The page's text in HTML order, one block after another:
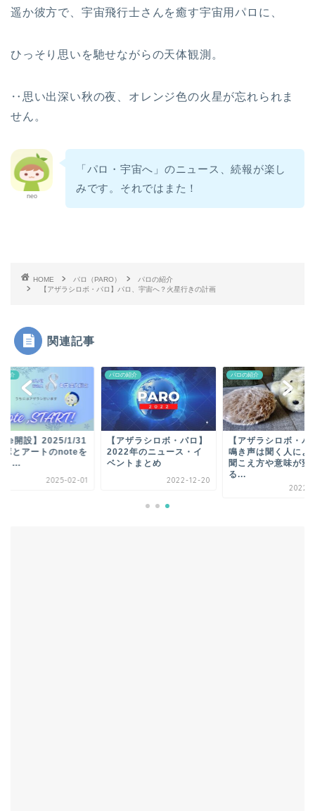
遥か彼方で、宇宙飛行士さんを癒す宇宙用パロに、
ひっそり思いを馳せながらの天体観測。
‥思い出深い秋の夜、オレンジ色の火星が忘れられま
せん。
neo
「パロ・宇宙へ」のニュース、続報が楽し
みです。それではまた！
HOME パロ（PARO）
パロの紹介
【アザラシロボ・パロ】パロ、宇宙へ？火星行きの計画
関連記事
紹介
開設】2025/1/31
ボとアートのnoteを
ま...
2025-02-01
パロの紹介
【アザラシロボ・パロ】
2022年のニュース・イ
ベントまとめ
2022-12-20
パロの紹介
【アザラシロボ・パ
鳴き声は聞く人によ
聞こえ方や意味が変
る...
2022-